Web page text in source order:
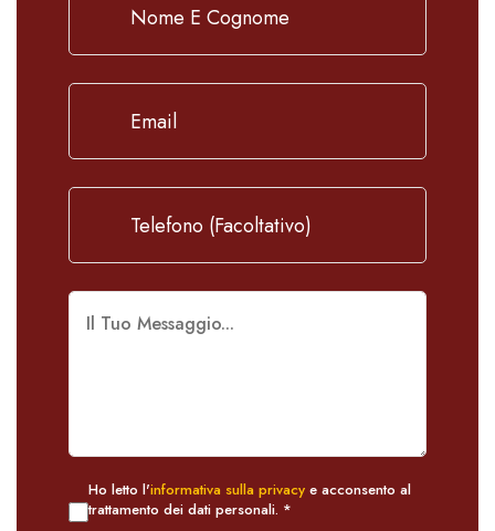
Ho letto l'informativa sulla privacy e acconsento al
trattamento dei dati personali. *